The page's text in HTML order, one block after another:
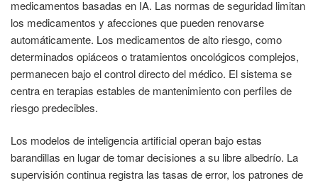
medicamentos basadas en IA. Las normas de seguridad limitan
los medicamentos y afecciones que pueden renovarse
automáticamente. Los medicamentos de alto riesgo, como
determinados opiáceos o tratamientos oncológicos complejos,
permanecen bajo el control directo del médico. El sistema se
centra en terapias estables de mantenimiento con perfiles de
riesgo predecibles.
Los modelos de inteligencia artificial operan bajo estas
barandillas en lugar de tomar decisiones a su libre albedrío. La
supervisión continua registra las tasas de error, los patrones de